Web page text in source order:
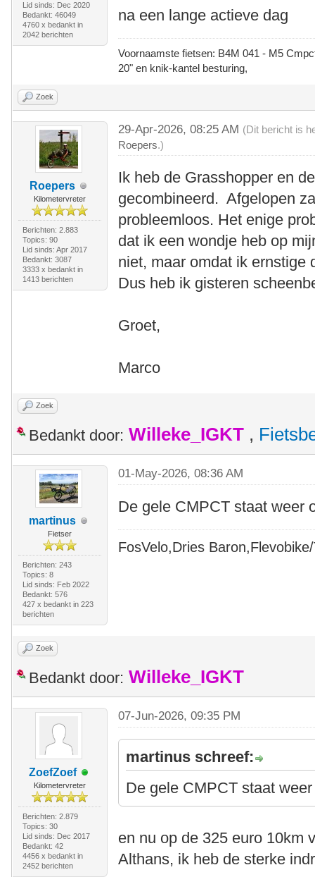
Lid sinds: Dec 2020
Bedankt: 46049
4760 x bedankt in
2042 berichten
na een lange actieve dag
Voornaamste fietsen: B4M 041 - M5
20" en knik-kantel besturing,
Zoek
Roepers
Kilometervreter
Berichten: 2.883
Topics: 90
Lid sinds: Apr 2017
Bedankt: 3087
3333 x bedankt in
1413 berichten
29-Apr-2026, 08:25 AM (Dit bericht is
Roepers.)
Ik heb de Grasshopper en
gecombineerd. Afgelopen
probleemloos. Het enige
dat ik een wondje heb op
niet, maar omdat ik ernstige
Dus heb ik gisteren
Groet,
Marco
Zoek
Bedankt door: Willeke_IGKT ,
martinus
Fietser
Berichten: 243
Topics: 8
Lid sinds: Feb 2022
Bedankt: 576
427 x bedankt in 223
berichten
01-May-2026, 08:36 AM
De gele CMPCT staat weer
FosVelo,Dries
Zoek
Bedankt door: Willeke_IGKT
ZoefZoef
Kilometervreter
Berichten: 2.879
Topics: 30
Lid sinds: Dec 2017
Bedankt: 42
4456 x bedankt in
2452 berichten
07-Jun-2026, 09:35 PM
martinus schreef:
De gele CMPCT staat
en nu op de 325 euro 10km
Althans, ik heb de sterke